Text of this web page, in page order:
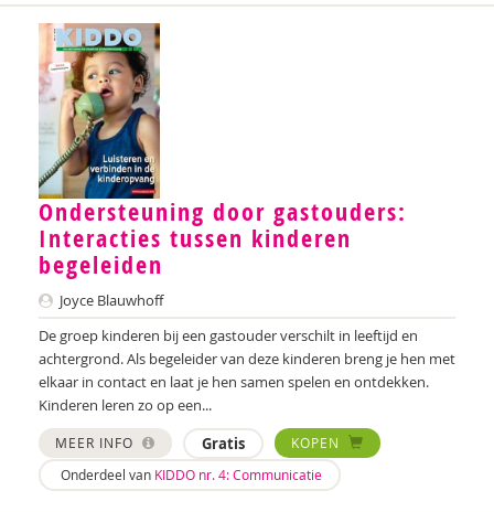
Arjan Bolt
Lilian van der Bolt
Denise Bontje
Wendy Bontje
Ester van den Boog
Marianne Boogaard
Sandra Boogert
Chantal Booi
Marije Boonstra
Martine Borgdorff
Rhodé van den Born
Ondersteuning door gastouders:
Interacties tussen kinderen
begeleiden
Joyce Blauwhoff
De groep kinderen bij een gastouder verschilt in leeftijd en
achtergrond. Als begeleider van deze kinderen breng je hen met
elkaar in contact en laat je hen samen spelen en ontdekken.
Kinderen leren zo op een...
MEER INFO Gratis
KOPEN
Onderdeel van KIDDO nr. 4: Communicatie